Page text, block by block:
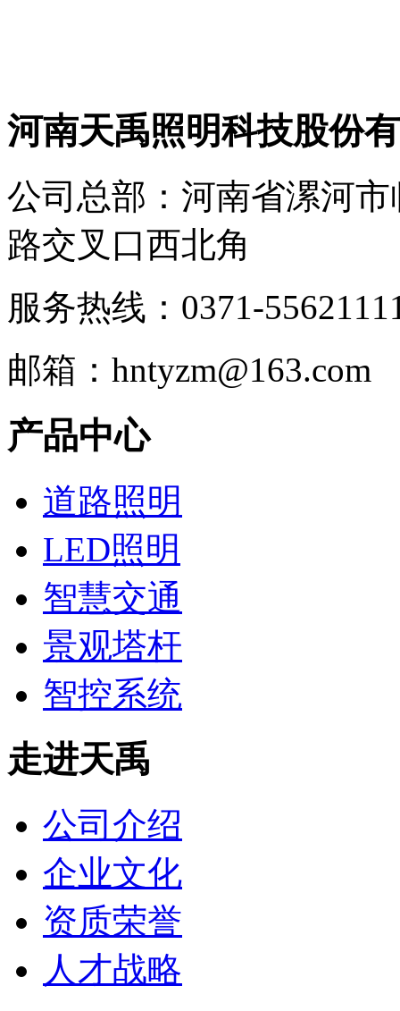
河南天禹照明科技股份
公司总部：河南省漯河
路交叉口西北角
服务热线：0371-
邮箱：hntyzm@163.com
产品中心
道路照明
LED照明
智慧交通
景观塔杆
智控系统
走进天禹
公司介绍
企业文化
资质荣誉
人才战略